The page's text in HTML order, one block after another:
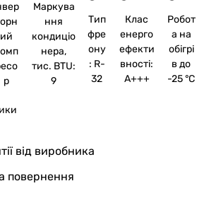
ий
р
Маркува
ння
кондиціо
нера,
тис. BTU:
9
Тип
фре
ону
: R-
32
Клас
енерго
ефекти
вності:
A+++
Робот
а на
обігрі
в до
-25 °C
від виробника
повернення